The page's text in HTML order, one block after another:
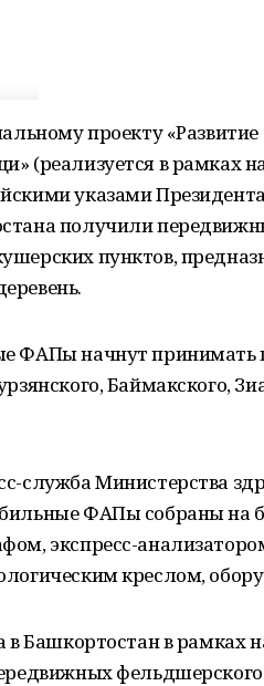
проекту
(реализуется в рамках
указами
получили
пунктов,
ФАПы начнут принимать
Баймакского,
служба Министерства
ФАПы собраны на
экспресс-
креслом,
в Башкортостан в рамках